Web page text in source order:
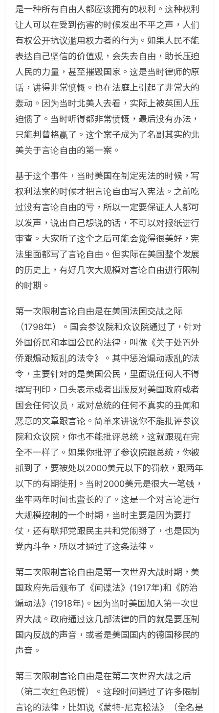
是一种所有自由人都应该拥有的权利。这种权利
让人可以在受到伤害的时候发出不平之声，人们
有权公开抗议滥用权力者的行为。如果人民不能
表达自己坚信的价值观，会失去自由，助长压迫
人民的力量，甚至摧毁国家。这是当时律师的原
话，讲得非常愤慨。也在法庭上引起了非常大的
轰动。因为当时北美人去看，实际上被英国人压
迫惯了。当时听得都非常愤慨，最后没有办法，
只能判曾格赢了。这个案子成为了名副其实的北
美关于言论自由的第一案。
基于这个事件，当时美国在制定宪法的时候，写
权利法案的时候才把言论自由写入宪法。之前吃
过没有言论自由的亏，所以一定要保证人人都可
以发声，说出自己想说的话，不可以对报纸进行
审查。大家听了这个之后可能会觉得很美好，宪
法里面都写了言论自由。但实际在美国整个发展
的历史上，有好几次大规模对言论自由进行限制
的时期。
第一次限制言论自由是在美国法国交战之际
（1798年）。国会参议院和众议院通过了，针对
外国侨民和本国公民的法律，叫做《关于处置外
侨跟煽动叛乱的法令》。其中惩治煽动叛乱的法
令，主要针对的是美国公民，里面说任何人不得
撰写刊印，口头表示或者出版反对美国政府或者
国会任何议员，或对总统的任何不真实的丑闻和
恶意的文章跟言论。简单来讲说你不能批评参议
院和众议院，你也不能批评总统，这就跟现在完
全不一样了。如果你批评了参议院跟总统，你被
抓到了，要被处以2000美元以下的罚款，跟两年
以下的有期徒刑。当时2000美元是很大一笔钱，
坐牢两年时间也蛮长的了。这是一个对言论进行
大规模控制的一个时期，当时主要是因为要打
仗，还有联邦党跟民主共和党闹掰了，也是因为
党内斗争，所以才通过了这条法律。
第二次限制言论自由是第一次世界大战时期，美
国政府先后颁布了《间谍法》(1917年)和《防治
煽动法》(1918年)。因为当时美国加入第一次世
界大战。政府通过这几部法律的目的就是要压制
国内反战的声音，或者是美国国内的德国移民的
声音。
第三次限制言论自由是在第二次世界大战之后
（第二次红色恐慌）。这段时间通过了许多限制
言论的法律，比如说《蒙特-尼克松法》（全名是